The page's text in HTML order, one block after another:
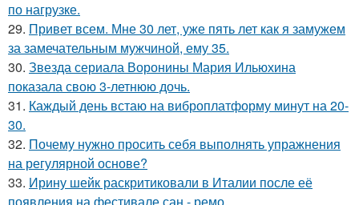
по нагрузке.
29. Привет всем. Мне 30 лет, уже пять лет как я замужем
за замечательным мужчиной, ему 35.
30. Звезда сериала Воронины Мария Ильюхина
показала свою 3-летнюю дочь.
31. Каждый день встаю на виброплатформу минут на 20-
30.
32. Почему нужно просить себя выполнять упражнения
на регулярной основе?
33. Ирину шейк раскритиковали в Италии после её
появления на фестивале сан - ремо.